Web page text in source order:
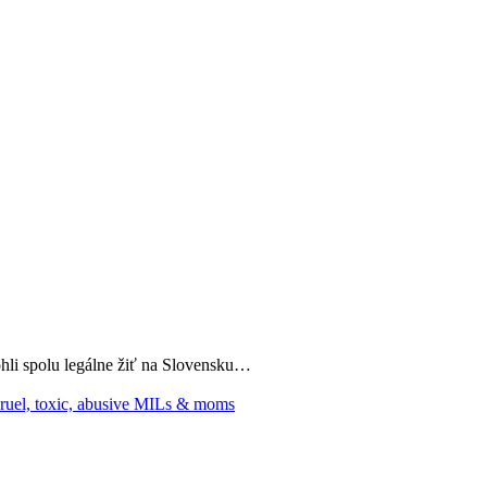
spolu legálne žiť na Slovensku…
toxic, abusive MILs & moms